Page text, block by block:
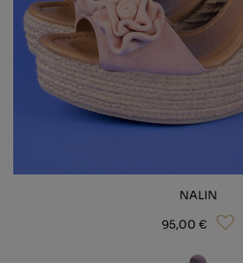
NALIN
95,00 €